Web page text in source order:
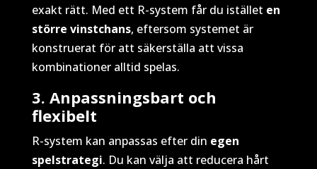
exakt rätt. Med ett R-system får du istället en
större vinstchans, eftersom systemet är
konstruerat för att säkerställa att vissa
kombinationer alltid spelas.
3. Anpassningsbart och
flexibelt
R-system kan anpassas efter din egen
spelstrategi. Du kan välja att reducera hårt